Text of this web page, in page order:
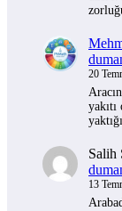
20
Salih
13